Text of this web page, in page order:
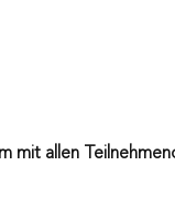
mit allen